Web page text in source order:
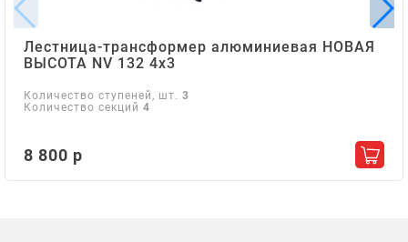
Лестница-трансформер алюминиевая НОВАЯ
ВЫСОТА NV 132 4х3
Количество ступеней, шт. 3
Количество секций 4
8 800 р